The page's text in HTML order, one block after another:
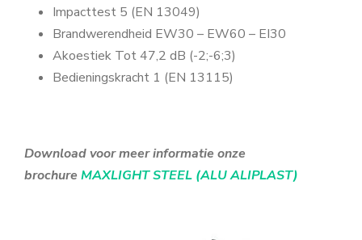
Impacttest 5 (EN 13049)
Brandwerendheid EW30 – EW60 – EI30
Akoestiek Tot 47,2 dB (-2;-6;3)
Bedieningskracht 1 (EN 13115)
Download voor meer informatie onze
brochure MAXLIGHT STEEL (ALU ALIPLAST)